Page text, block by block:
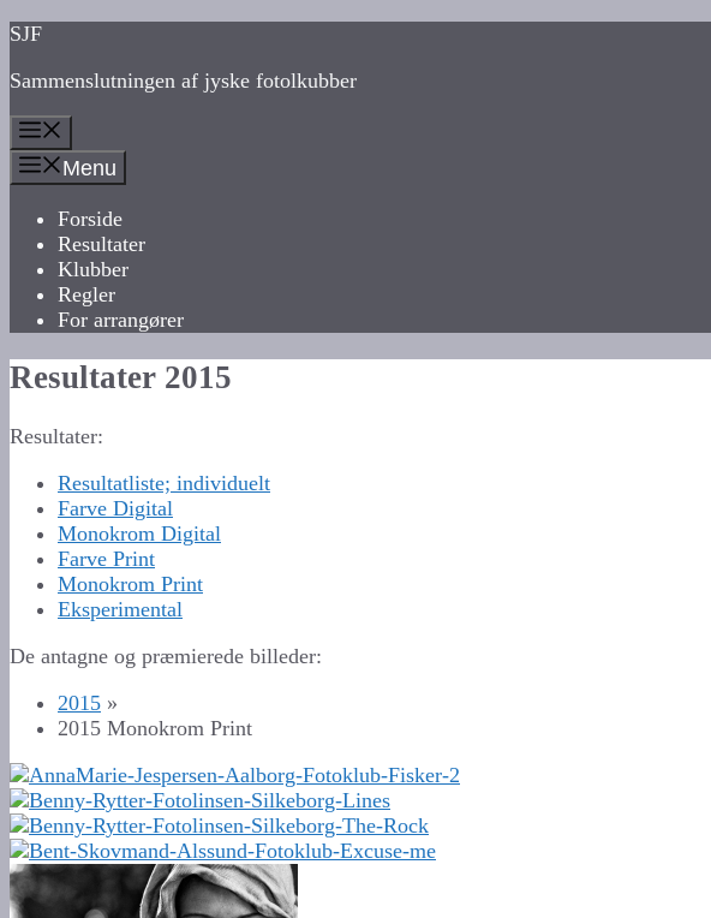
Hop
indhold
SJF
Sammenslutningen af jyske fotolkubber
Menu
Forside
Resultater
Klubber
Regler
For arrangører
Resultater 2015
Resultater:
Resultatliste; individuelt
Farve Digital
Monokrom Digital
Farve Print
Monokrom Print
Eksperimental
De antagne og præmierede billeder:
2015 »
2015 Monokrom Print